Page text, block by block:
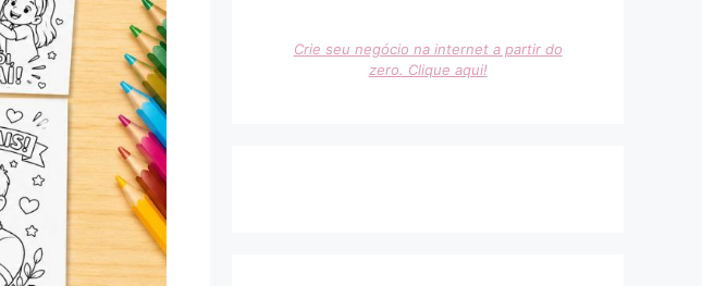
Crie seu negócio na internet a partir do
zero. Clique aqui!